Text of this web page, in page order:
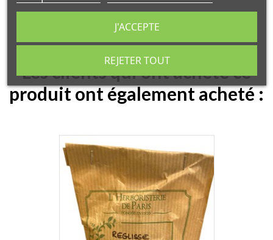
Les clients qui ont acheté ce
produit ont également acheté :
REJETER TOUT
J'ACCEPTE